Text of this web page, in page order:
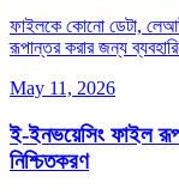
ফাইলকে কোনো ডেটা,
রূপান্তর করার জন্য
May 11, 2026
ই‑ইনভয়েসিং ফাইল
নিশ্চিতকরণ